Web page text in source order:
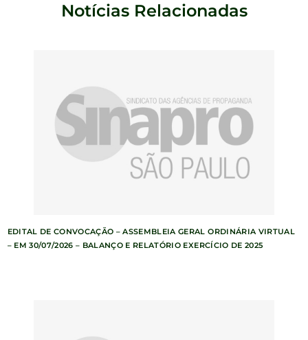
Notícias Relacionadas
EDITAL DE CONVOCAÇÃO – ASSEMBLEIA GERAL ORDINÁRIA VIRTUAL
– EM 30/07/2026 – BALANÇO E RELATÓRIO EXERCÍCIO DE 2025